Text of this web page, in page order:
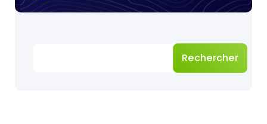
Rechercher